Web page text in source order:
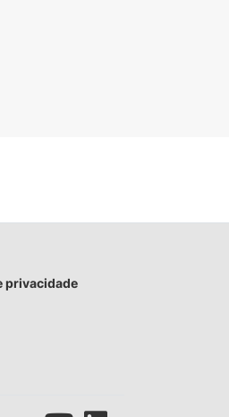
privacidade